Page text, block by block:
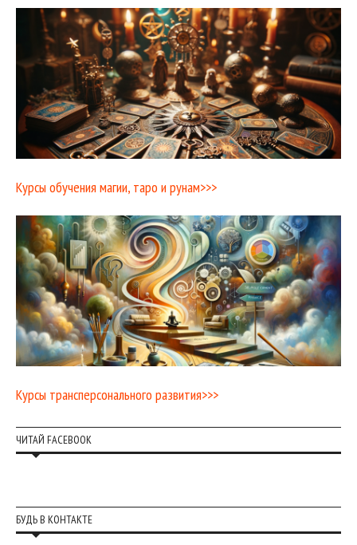
Курсы обучения магии, таро и рунам>>>
Курсы трансперсонального развития>>>
ЧИТАЙ FACEBOOK
БУДЬ В КОНТАКТЕ